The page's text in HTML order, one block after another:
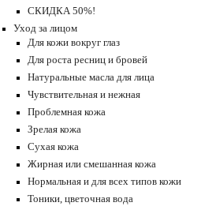
СКИДКА 50%!
Уход за лицом
Для кожи вокруг глаз
Для роста ресниц и бровей
Натуральные масла для лица
Чувствительная и нежная
Проблемная кожа
Зрелая кожа
Сухая кожа
Жирная или смешанная кожа
Нормальная и для всех типов кожи
Тоники, цветочная вода